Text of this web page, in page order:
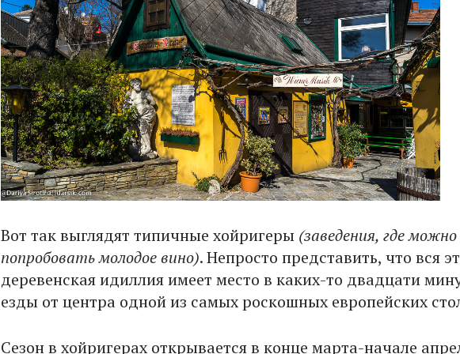
Вот так выглядят типичные хойригеры (заведения, где можно
попробовать молодое вино). Непросто представить, что вся
деревенская идиллия имеет место в каких-то двадцати
езды от центра одной из самых роскошных европейских
Сезон в хойригерах открывается в конце марта-начале